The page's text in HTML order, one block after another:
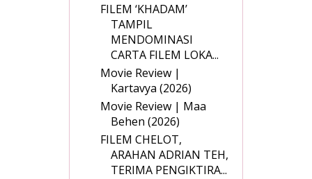
FILEM ‘KHADAM’
TAMPIL
MENDOMINASI
CARTA FILEM LOKA...
Movie Review |
Kartavya (2026)
Movie Review | Maa
Behen (2026)
FILEM CHELOT,
ARAHAN ADRIAN TEH,
TERIMA PENGIKTIRA...